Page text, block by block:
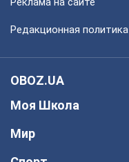
Редакционная политика
OBOZ.UA
Моя Школа
Мир